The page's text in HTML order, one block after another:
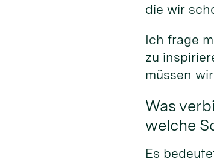
die wir
Ich frage
zu
müssen
Was
welche
Es